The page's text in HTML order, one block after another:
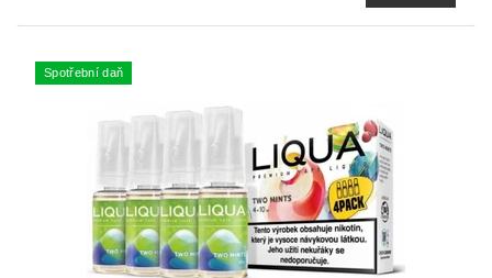
Spotřební daň